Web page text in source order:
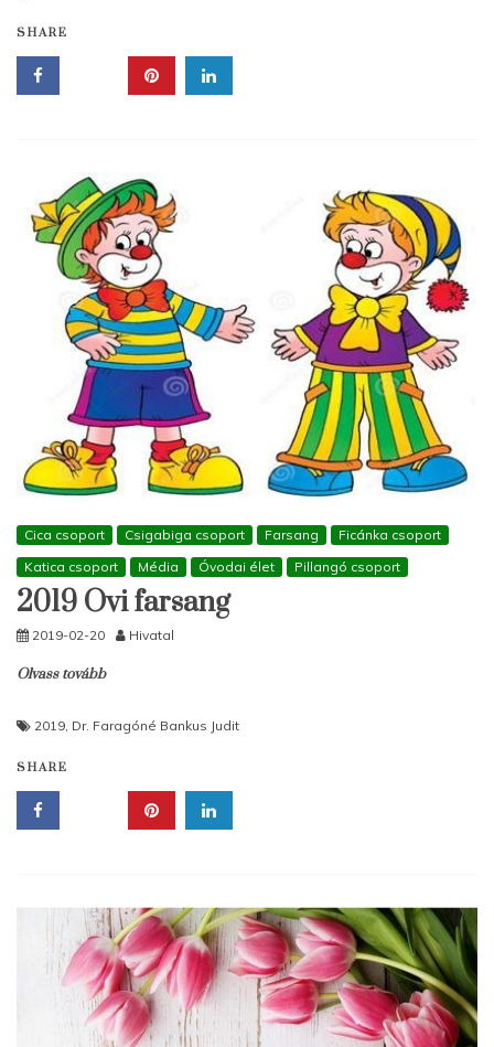
SHARE
Cica csoport Csigabiga csoport Farsang
Ficánka csoport
Katica csoport
Média Óvodai élet Pillangó csoport
2019 Ovi farsang
2019-02-20 Hivatal
Olvass tovább
2019, Dr. Faragóné Bankus Judit
SHARE